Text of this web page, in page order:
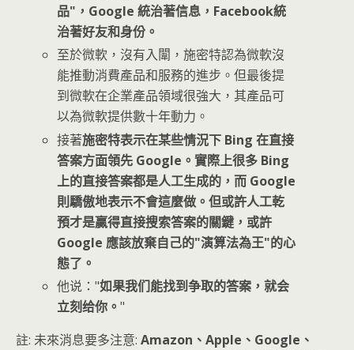
品"，Google 統治著信息，Facebook統
治著好友和身份。
至於微軟，沒有入闈，施密特認為微軟沒
能推動消費產品和服務的進步。但最後提
到微軟在企業產品領域很強大，其產品可
以為微軟提供數十年動力。
接著施密特表示在某些情況下 Bing 在直接
答案方面領先 Google。實際上很多 Bing
上的直接答案都是人工生成的，而 Google
則驕傲地表示不會這麼做。但或許人工乾
預才是贏得直接搜索答案的關鍵，或許
Google 應該放棄自己的"演算法為王"的心
態了。
他说："如果我们能找到争取的答案，就会
立刻给你。"
註: 未來消息要多注意: Amazon、Apple、Google、